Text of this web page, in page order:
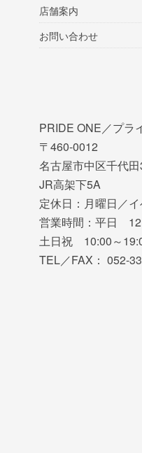
店舗案内
お問い合わせ
PRIDE ONE／プラ
〒460-0012
名古屋市中区千代
JR高架下5A
定休日：月曜日／
営業時間：平日
土日祝 10:00～
TEL／FAX： 052-